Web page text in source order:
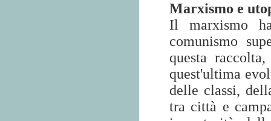
Marxismo e
Il marxismo
comunismo
questa
quest'ultima
delle classi,
tra città e